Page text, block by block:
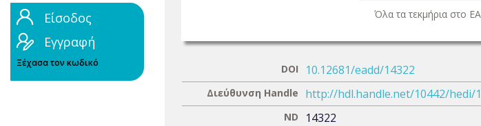
Είσοδος
Εγγραφή
Ξέχασα τον κωδικό
Όλα τα τεκμήρια στο
DOI 10.12681/eadd/14322
Διεύθυνση Handle http://hdl.handle.net/10442/hedi/
ND 14322